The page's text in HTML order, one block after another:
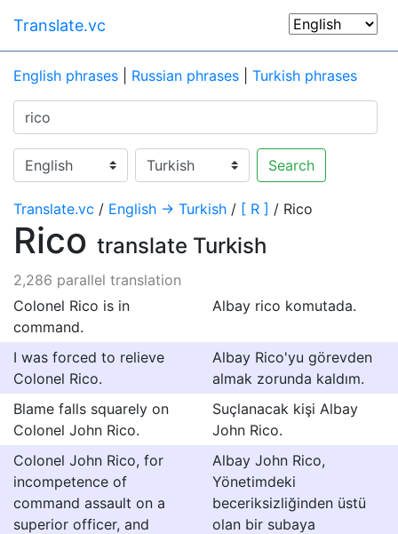
Translate.vc
English phrases Russian phrases Turkish phrases
Search
Translate.vc / English → Turkish / [ R ] / Rico
Rico translate Turkish
2,286 parallel translation
Colonel Rico is in
command.
Albay rico komutada.
I was forced to relieve
Colonel Rico.
Albay Rico'yu görevden
almak zorunda kaldım.
Blame falls squarely on
Colonel John Rico.
Suçlanacak kişi Albay
John Rico.
Colonel John Rico, for
incompetence of
command assault on a
superior officer, and
Albay John Rico,
Yönetimdeki
beceriksizliğinden üstü
olan bir subaya